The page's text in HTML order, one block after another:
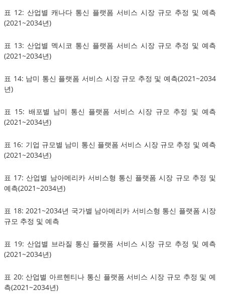
표 12: 산업별 캐나다 통신 플랫폼 서비스 시장 규모 추정 및 예측
(2021~2034년)
표 13: 산업별 멕시코 통신 플랫폼 서비스 시장 규모 추정 및 예측
(2021~2034년)
표 14: 남미 통신 플랫폼 서비스 시장 규모 추정 및 예측(2021~2034
년)
표 15: 배포별 남미 통신 플랫폼 서비스 시장 규모 추정 및 예측
(2021~2034년)
표 16: 기업 규모별 남미 통신 플랫폼 서비스 시장 규모 추정 및 예측
(2021~2034년)
표 17: 산업별 남아메리카 서비스형 통신 플랫폼 시장 규모 추정 및
예측(2021~2034년)
표 18: 2021~2034년 국가별 남아메리카 서비스형 통신 플랫폼 시장
규모 추정 및 예측
표 19: 산업별 브라질 통신 플랫폼 서비스 시장 규모 추정 및 예측
(2021~2034년)
표 20: 산업별 아르헨티나 통신 플랫폼 서비스 시장 규모 추정 및 예
측(2021~2034년)